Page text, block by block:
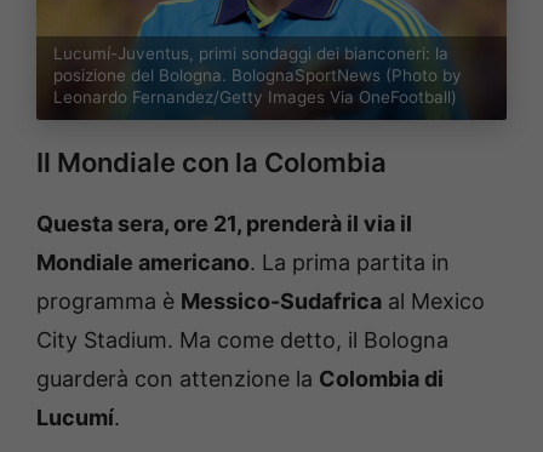
Lucumí-Juventus, primi sondaggi dei bianconeri: la
posizione del Bologna. BolognaSportNews (Photo by
Leonardo Fernandez/Getty Images Via OneFootball)
Il Mondiale con la Colombia
Questa sera, ore 21, prenderà il via il
Mondiale americano. La prima partita in
programma è Messico-Sudafrica al Mexico
City Stadium. Ma come detto, il Bologna
guarderà con attenzione la Colombia di
Lucumí.